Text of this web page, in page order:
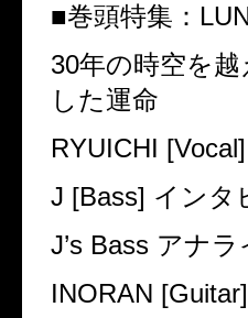
■巻頭特集：
30年の時空を
した運命
RYUICHI
J [Bass] インタ
J’s Bass アナラ
INORAN